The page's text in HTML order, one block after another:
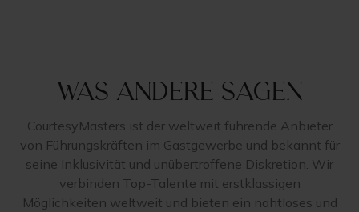
Was andere sagen
CourtesyMasters ist der weltweit führende Anbieter
von Führungskräften im Gastgewerbe und bekannt für
seine Inklusivität und unübertroffene Diskretion. Wir
verbinden Top-Talente mit erstklassigen
Möglichkeiten weltweit und bieten ein nahtloses und